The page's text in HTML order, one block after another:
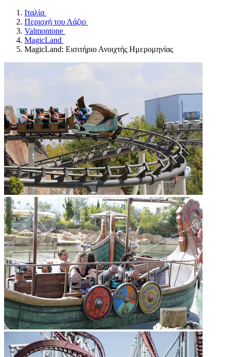
Ιταλία
Περιοχή του Λάζιο
Valmontone
MagicLand
MagicLand: Εισιτήριο Ανοιχτής Ημερομηνίας